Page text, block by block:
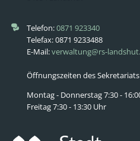
Telefon:0871 923340
Telefax: 0871 9233488
E-Mail:verwaltung@rs-
Öffnungszeiten des
Montag - Donnerstag 7:30 -
Freitag 7:30 - 13:30 Uhr